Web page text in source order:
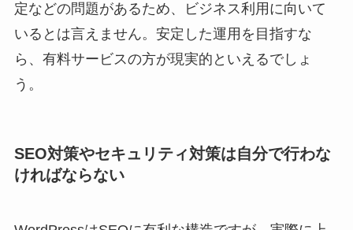
定などの問題があるため、ビジネス利用に向いて
いるとは言えません。安定した運用を目指すな
ら、有料サービスの方が現実的といえるでしょ
う。
SEO対策やセキュリティ対策は自分で行わな
ければならない